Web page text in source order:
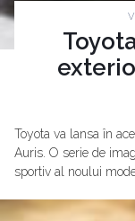
Toyota va lansa în
Auris. O serie de
sportiv al noului